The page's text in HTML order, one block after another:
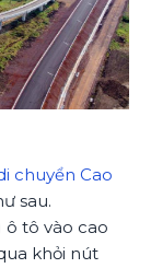
chuyển Cao
sau.
ô tô vào cao
khỏi nút